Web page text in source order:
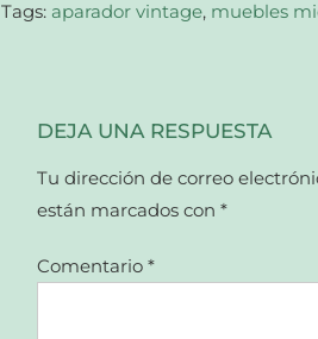
Tags: aparador vintage, muebles
DEJA UNA RESPUESTA
Tu dirección de correo
están marcados con *
Comentario *